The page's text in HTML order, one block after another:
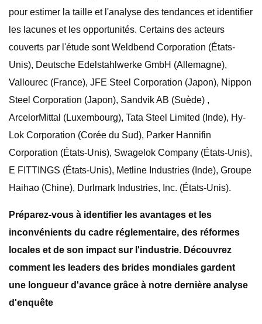
pour estimer la taille et l'analyse des tendances et identifier
les lacunes et les opportunités. Certains des acteurs
couverts par l'étude sont Weldbend Corporation (États-
Unis), Deutsche Edelstahlwerke GmbH (Allemagne),
Vallourec (France), JFE Steel Corporation (Japon), Nippon
Steel Corporation (Japon), Sandvik AB (Suède) ,
ArcelorMittal (Luxembourg), Tata Steel Limited (Inde), Hy-
Lok Corporation (Corée du Sud), Parker Hannifin
Corporation (États-Unis), Swagelok Company (États-Unis),
E FITTINGS (États-Unis), Metline Industries (Inde), Groupe
Haihao (Chine), Durlmark Industries, Inc. (États-Unis).
Préparez-vous à identifier les avantages et les
inconvénients du cadre réglementaire, des réformes
locales et de son impact sur l'industrie. Découvrez
comment les leaders des brides mondiales gardent
une longueur d'avance grâce à notre dernière analyse
d'enquête